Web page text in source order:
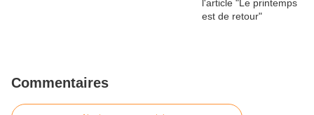
Commentaires